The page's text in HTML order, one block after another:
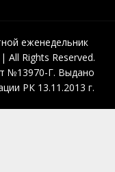
еженедельник
All Rights Reserved.
№13970-Г. Выдано
РК 13.11.2013 г.